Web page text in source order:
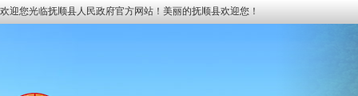
欢迎您光临抚顺县人民政府官方网站！美丽的抚顺县欢迎您！